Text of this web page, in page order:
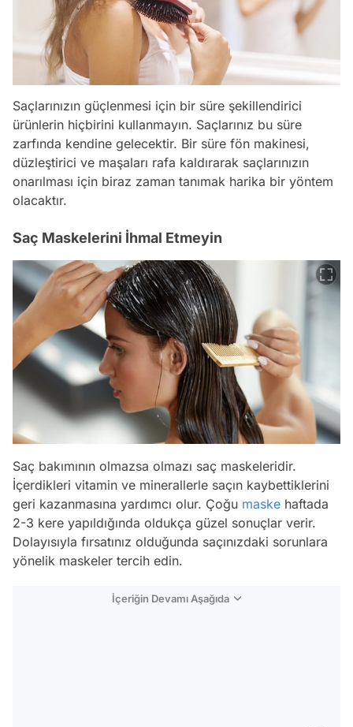
Saçlarınızın güçlenmesi için bir süre şekillendirici
ürünlerin hiçbirini kullanmayın. Saçlarınız bu süre
zarfında kendine gelecektir. Bir süre fön makinesi,
düzleştirici ve maşaları rafa kaldırarak saçlarınızın
onarılması için biraz zaman tanımak harika bir yöntem
olacaktır.
Saç Maskelerini İhmal Etmeyin
Saç bakımının olmazsa olmazı saç maskeleridir.
İçerdikleri vitamin ve minerallerle saçın kaybettiklerini
geri kazanmasına yardımcı olur. Çoğu maske haftada
2-3 kere yapıldığında oldukça güzel sonuçlar verir.
Dolayısıyla fırsatınız olduğunda saçınızdaki sorunlara
yönelik maskeler tercih edin.
İçeriğin Devamı Aşağıda